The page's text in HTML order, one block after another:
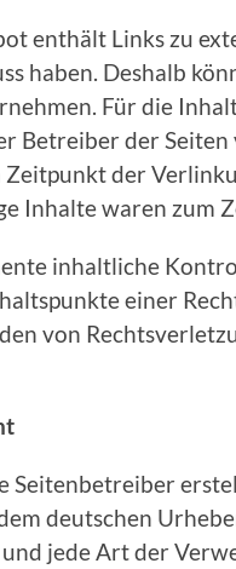
enthält Links zu
haben. Deshalb
Für die
Betreiber der
der
Inhalte waren zum
inhaltliche
einer
von
Seitenbetreiber
deutschen
jede Art der